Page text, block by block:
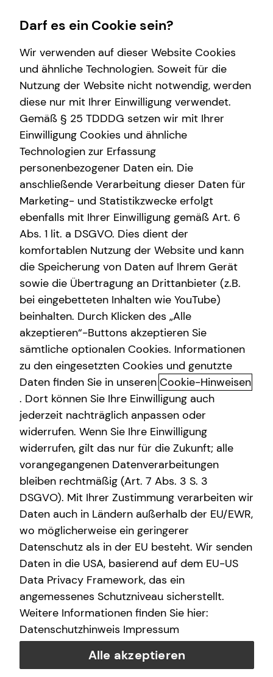
Wissenswertes
Über tecis
Tobias Stübig
Tobias Stübig
Sales Manager
in Göttingen und Umgebung
Das ist tecis
Wir sind tecis, die Finanzberatung deiner Generation –
und begleiten dich auf deinem Weg in eine finanziell
selbstbestimmte Zukunft.
Darf es ein Cookie sein?
Wir verwenden auf dieser Website Cookies
und ähnliche Technologien. Soweit für die
Nutzung der Website nicht notwendig, werden
diese nur mit Ihrer Einwilligung verwendet.
Gemäß § 25 TDDDG setzen wir mit Ihrer
Einwilligung Cookies und ähnliche
Technologien zur Erfassung
personenbezogener Daten ein. Die
anschließende Verarbeitung dieser Daten für
Marketing- und Statistikzwecke erfolgt
ebenfalls mit Ihrer Einwilligung gemäß Art. 6
Abs. 1 lit. a DSGVO. Dies dient der
komfortablen Nutzung der Website und kann
die Speicherung von Daten auf Ihrem Gerät
sowie die Übertragung an Drittanbieter (z.B.
bei eingebetteten Inhalten wie YouTube)
beinhalten. Durch Klicken des „Alle
akzeptieren“-Buttons akzeptieren Sie
sämtliche optionalen Cookies. Informationen
zu den eingesetzten Cookies und genutzte
Daten finden Sie in unseren Cookie-Hinweisen
. Dort können Sie Ihre Einwilligung auch
jederzeit nachträglich anpassen oder
widerrufen. Wenn Sie Ihre Einwilligung
widerrufen, gilt das nur für die Zukunft; alle
vorangegangenen Datenverarbeitungen
bleiben rechtmäßig (Art. 7 Abs. 3 S. 3
DSGVO). Mit Ihrer Zustimmung verarbeiten wir
Daten auch in Ländern außerhalb der EU/EWR,
wo möglicherweise ein geringerer
Datenschutz als in der EU besteht. Wir senden
Daten in die USA, basierend auf dem EU-US
Data Privacy Framework, das ein
angemessenes Schutzniveau sicherstellt.
Weitere Informationen finden Sie hier:
Datenschutzhinweis Impressum
Alle akzeptieren